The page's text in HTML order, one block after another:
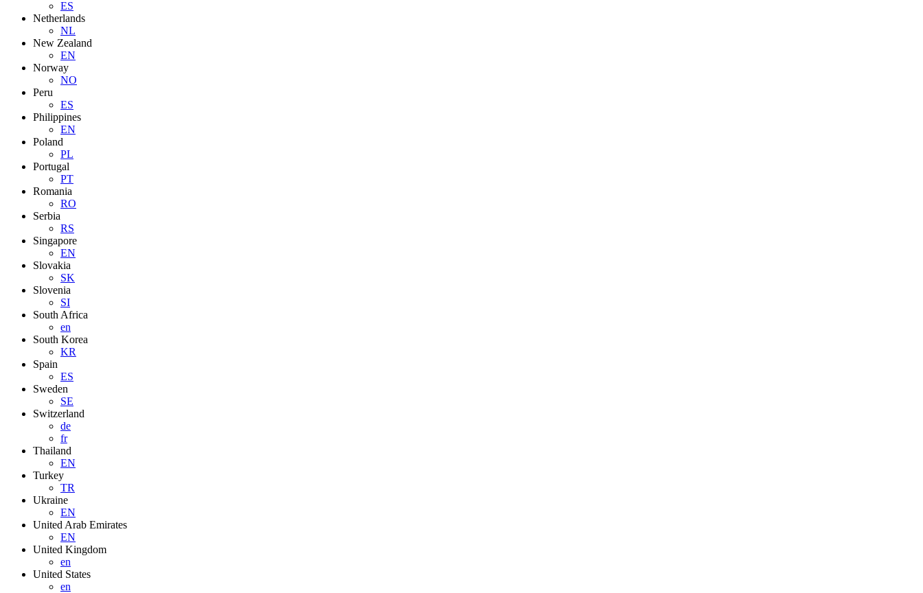
ES
Netherlands
NL
New Zealand
EN
Norway
NO
Peru
ES
Philippines
EN
Poland
PL
Portugal
PT
Romania
RO
Serbia
RS
Singapore
EN
Slovakia
SK
Slovenia
SI
South Africa
en
South Korea
KR
Spain
ES
Sweden
SE
Switzerland
de
fr
Thailand
EN
Turkey
TR
Ukraine
EN
United Arab Emirates
EN
United Kingdom
en
United States
en